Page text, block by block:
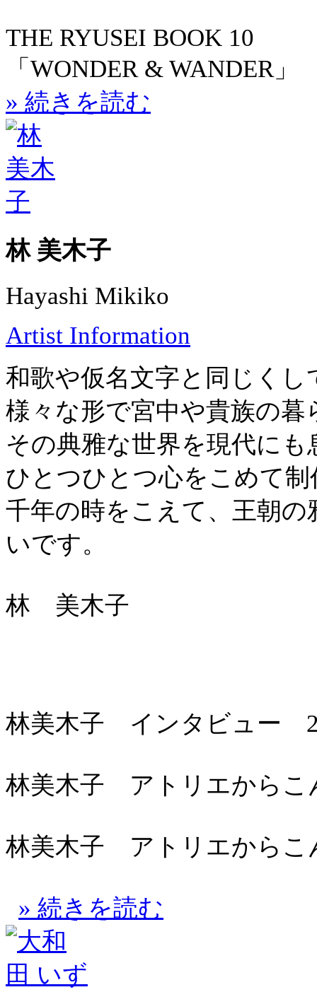
THE RYUSEI BOOK 10
「WONDER & WANDER」
» 続きを読む
林 美木子
Hayashi Mikiko
Artist Information
和歌や仮名文字と同じく
様々な形で宮中や貴族の
その典雅な世界を現代に
ひとつひとつ心をこめて
千年の時をこえて、王朝
いです。
林 美木子
林美木子 インタビュー
林美木子 アトリエからこ
林美木子 アトリエからこ
» 続きを読む